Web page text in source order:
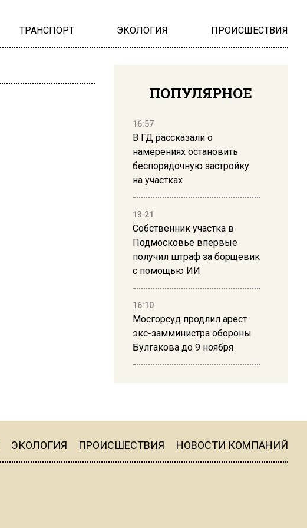
ТРАНСПОРТ ЭКОЛОГИЯ ПРОИСШЕСТВИЯ
ПОПУЛЯРНОЕ
16:57
В ГД рассказали о
намерениях остановить
беспорядочную застройку
на участках
13:21
Собственник участка в
Подмосковье впервые
получил штраф за борщевик
с помощью ИИ
16:10
Мосгорсуд продлил арест
экс-замминистра обороны
Булгакова до 9 ноября
16:19
ЭКОЛОГИЯ ПРОИСШЕСТВИЯ НОВОСТИ КОМПАНИЙ